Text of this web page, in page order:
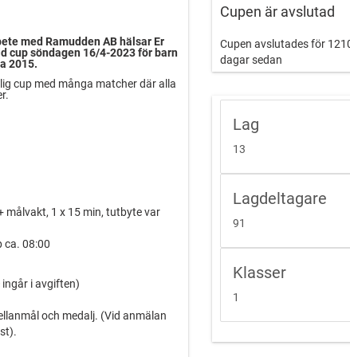
med Ramudden AB hälsar Er
cup söndagen 16/4-2023 för barn
2015.
cup med många matcher där alla
målvakt, 1 x 15 min, tutbyte var
ca. 08:00
i avgiften)
och medalj. (Vid anmälan
Cupen är avslutad
Cupen avslutades för
dagar sedan
Lag
13
Lagdeltagare
91
Klasser
1